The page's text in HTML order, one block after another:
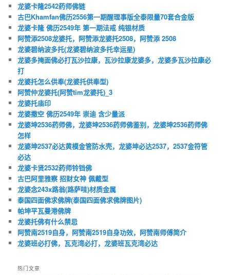
龙婆卡隆2542药师佛链
古巴Khamfan佛历2556第一期醒理事版全泰限量70套合金版
龙婆卡隆 佛历2549年 第一期法戒 纯银材质
阿赞添2508龙婆托，阿赞添龙婆托2508，阿赞添 2508
龙婆碧纳波多托(龙婆碧纳波多托幸运星)
龙婆多掩面佛必打瓦沙拉康，瓦沙拉康龙婆多，龙婆多瓦沙拉康必
打
龙婆托怎么供奉(龙婆托供奉型)
阿赞仲龙婆托(阿赞tim龙婆托)_3
龙婆托庙印
龙婆撒空 佛历2549年 崇迪 含少量派
龙婆坤2536药师佛，龙婆坤2536药师佛鉴别，龙婆坤2536药师佛
怎样
龙婆坤2537必达黄模金管防水壳，龙婆坤必达2537，2537金符管
必达
龙婆卡贤2532药师铃铛佛
古巴阿里雅察 招财女神 佩戴型
龙婆念243x路翁(路萨哇)材质金属
泰国四面佛求佛牌(泰国四面佛求佛牌图片)
帕坤平瓦曼港佛牌
龙婆托佛有什么禁忌
阿赞南2519自身，阿赞南2519自身功效，阿赞南师傅简介
龙婆班必打佛，瓦克湾必打，龙婆班瓦克湾必达
热门文章